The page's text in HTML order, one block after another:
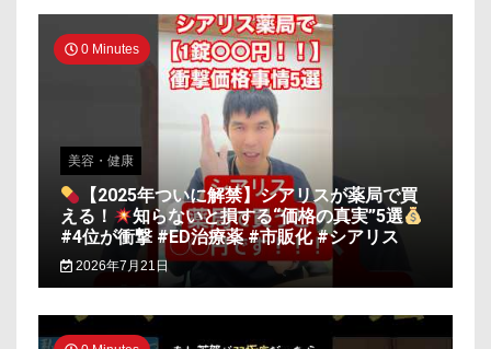
0 Minutes
美容・健康
【2025年ついに解禁】シアリスが薬局で買
える！
知らないと損する“価格の真実”5選
#4位が衝撃 #ED治療薬 #市販化 #シアリス
2026年7月21日